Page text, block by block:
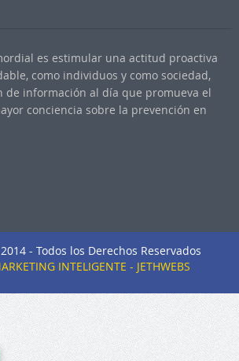
es estimular una actitud proactiva
como individuos y como sociedad,
de información al día que promueva el
conciencia sobre la prevención en
- Todos los Derechos Reservados
INTELIGENTE - JETHWEBS